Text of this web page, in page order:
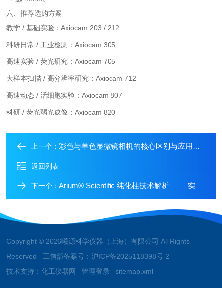
六、推荐选购方案
教学 / 基础实验：Axiocam 203 / 212
科研日常 / 工业检测：Axiocam 305
高速实验 / 荧光研究：Axiocam 705
大样本扫描 / 高分辨率研究：Axiocam 712
高速动态 / 活细胞实验：Axiocam 807
科研 / 荧光弱光成像：Axiocam 820
上一个：彩色与单色显微镜相机的核心区别与应用场景
返回列表
下一个：Arium® Scientific 纯化柱技术解析 —— 实验室超纯水系统的关键耗材
Copyright © 2026曦源科学仪器（上海）有限公司 All Rights
Reserved 工信部备案号：沪ICP备2025118398号-2
技术支持：化工仪器网 管理登录 sitemap.xml